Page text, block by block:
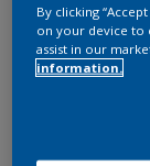
By clicking
on your device to
assist in our
information.